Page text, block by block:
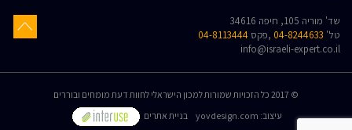
שד' מוריה 105, חיפה 34616
טל' 04-8244633 ,פקס 04-8113444
info@israeli-expert.co.il
© 2017 כל הזכויות שמורות למכון הישראלי לחוות דעת מומחים ובוררים
בניית אתרים
yovdesign.com :עיצוב